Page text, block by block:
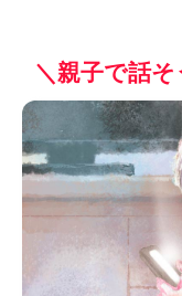
＼親子で話